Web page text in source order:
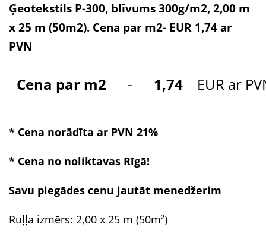
Ģeotekstils P-300, blīvums 300g/m2, 2,00 m
x 25 m (50m2). Cena par m2- EUR 1,74 ar
PVN
Cena par m2 - 1,74 EUR ar
* Cena norādīta ar PVN 21%
* Cena no noliktavas Rīgā!
Savu piegādes cenu jautāt menedžerim
Ruļļa izmērs: 2,00 x 25 m (50m²)